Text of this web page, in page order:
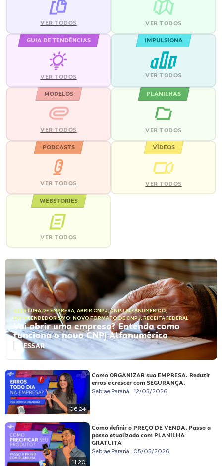
VER TODOS VER TODOS
GUIA DE TENDÊNCIAS
VER TODOS
IMPULSIONA
VER TODOS
MODELOS
VER TODOS
PLANILHAS
VER TODOS
PODCASTS
VER TODOS
VÍDEOS
VER TODOS
WEBSTORIES
VER TODOS
ABERTURA DE EMPRESA, ABRIR CNPJ,CNPJ ALFANUMÉRICO,
EMPREENDEDORISMO, NOVO FORMATO DE CNPJ,RECEITA FEDERAL
Vai abrir uma empresa? Entenda como
funciona o novo CNPJ Alfanumérico
ACESSAR
06:24
Como ORGANIZAR sua EMPRESA. Reduzir
erros e crescer com SEGURANÇA.
Sebrae Paraná 12/05/2026
11:20
Como definir o PREÇO DE VENDA. Passo a
passo atualizado com PLANILHA
GRATUITA
Sebrae Paraná 05/05/2026